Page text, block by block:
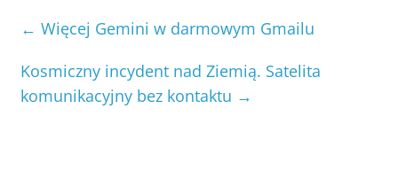
← Więcej Gemini w darmowym Gmailu
Kosmiczny incydent nad Ziemią. Satelita
komunikacyjny bez kontaktu →